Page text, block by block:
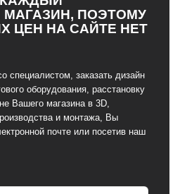
ПОЭТОМУ
ЦЕН НА САЙТЕ НЕТ
специалистом, заказать дизайн
оборудования, расстановку
Вашего магазина в 3D,
и монтажа, Вы
почте или посетив наш